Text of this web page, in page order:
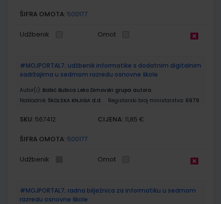
ŠIFRA OMOTA: 500177
Udžbenik Omot
#MOJPORTAL7; udžbenik informatike s dodatnim digitalnim
sadržajima u sedmom razredu osnovne škole
Autor(i): Babić Bubica Leko Dimovski grupa autora
Nakladnik: ŠKOLSKA KNJIGA d.d. Registarski broj ministarstva: 6979
SKU: 567412 CIJENA: 11,85 €
ŠIFRA OMOTA: 500177
Udžbenik Omot
#MOJPORTAL7; radna bilježnica za informatiku u sedmom
razredu osnovne škole